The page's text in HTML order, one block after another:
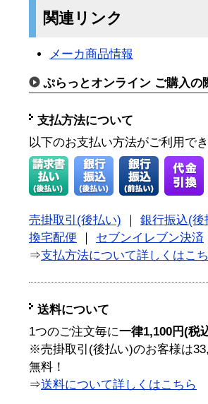
関連リンク
メーカ商品情報
ぷらっとオンライン ご購入の
支払方法について
以下のお支払い方法がご利用で
売掛取引(後払い)
銀行振込(後
換宅配便
セブンイレブン決済
⇒支払方法について詳しくはこ
送料について
1つのご注文毎に一律1,100円(税
※売掛取引(後払い)のお客様は
無料！
⇒送料について詳しくはこちら